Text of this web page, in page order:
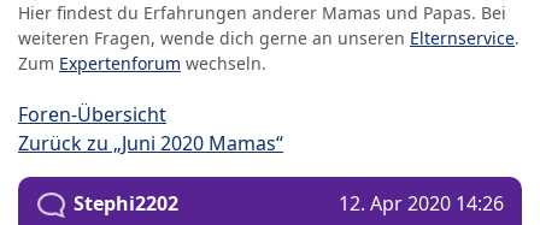
Hier findest du Erfahrungen anderer Mamas und Papas. Bei
weiteren Fragen, wende dich gerne an unseren Elternservice.
Zum Expertenforum wechseln.
Foren-Übersicht
Zurück zu „Juni 2020 Mamas“
Stephi2202 12. Apr 2020 14:26